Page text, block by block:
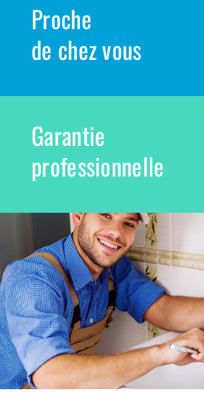
Proche
de chez vous
Garantie
professionnelle